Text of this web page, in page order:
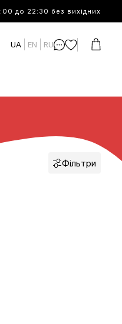
до 22:30 без вихідних
UA EN RU
Фільтри